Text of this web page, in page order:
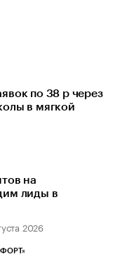
по 38 р через
в мягкой
на
лиды в
2026